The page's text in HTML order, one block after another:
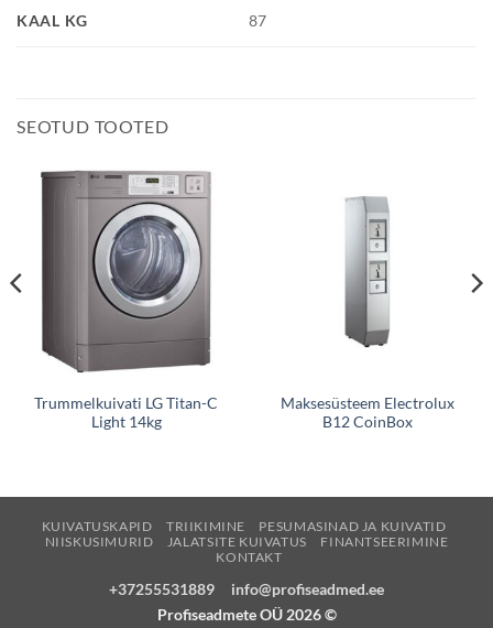
KAAL KG 87
SEOTUD TOOTED
Trummelkuivati LG Titan-C
Light 14kg
Maksesüsteem Electrolux
B12 CoinBox
KUIVATUSKAPID TRIIKIMINE
PESUMASINAD JA KUIVATID
NIISKUSIMURID
JALATSITE KUIVATUS
FINANTSEERIMINE
KONTAKT
+37255531889
info@profiseadmed.ee
Profiseadmete OÜ 2026 ©